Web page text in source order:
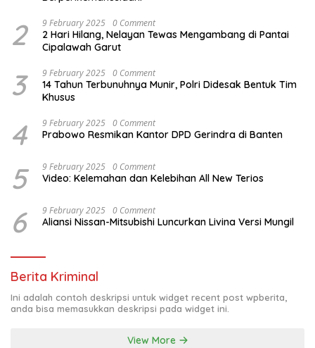
2 9 February 2025 0 Comment
2 Hari Hilang, Nelayan Tewas Mengambang di Pantai
Cipalawah Garut
3 9 February 2025 0 Comment
14 Tahun Terbunuhnya Munir, Polri Didesak Bentuk Tim
Khusus
4 9 February 2025 0 Comment
Prabowo Resmikan Kantor DPD Gerindra di Banten
5 9 February 2025 0 Comment
Video: Kelemahan dan Kelebihan All New Terios
6 9 February 2025 0 Comment
Aliansi Nissan-Mitsubishi Luncurkan Livina Versi Mungil
Berita Kriminal
Ini adalah contoh deskripsi untuk widget recent post wpberita,
anda bisa memasukkan deskripsi pada widget ini.
View More